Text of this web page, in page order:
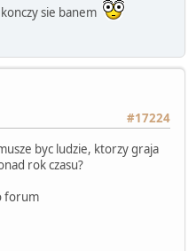
sie banem
#17224
byc ludzie, ktorzy graja
rok czasu?
forum